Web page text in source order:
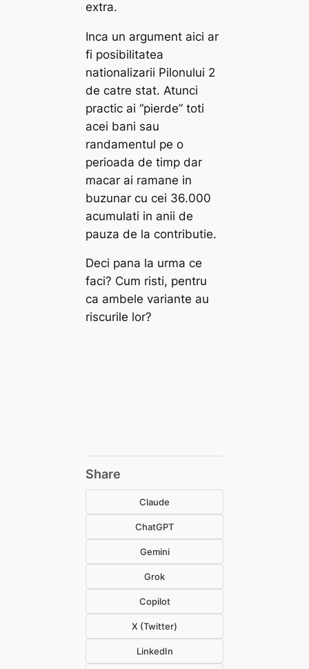
extra.
Inca un argument aici ar
fi posibilitatea
nationalizarii Pilonului 2
de catre stat. Atunci
practic ai “pierde” toti
acei bani sau
randamentul pe o
perioada de timp dar
macar ai ramane in
buzunar cu cei 36.000
acumulati in anii de
pauza de la contributie.
Deci pana la urma ce
faci? Cum risti, pentru
ca ambele variante au
riscurile lor?
Share
Claude
ChatGPT
Gemini
Grok
Copilot
X (Twitter)
LinkedIn